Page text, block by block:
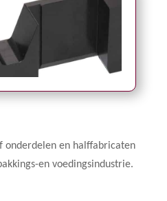
onderdelen en halffabricaten
en voedingsindustrie.